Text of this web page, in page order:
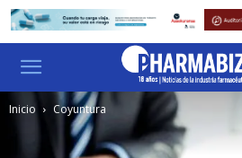
Inicio Coyuntura